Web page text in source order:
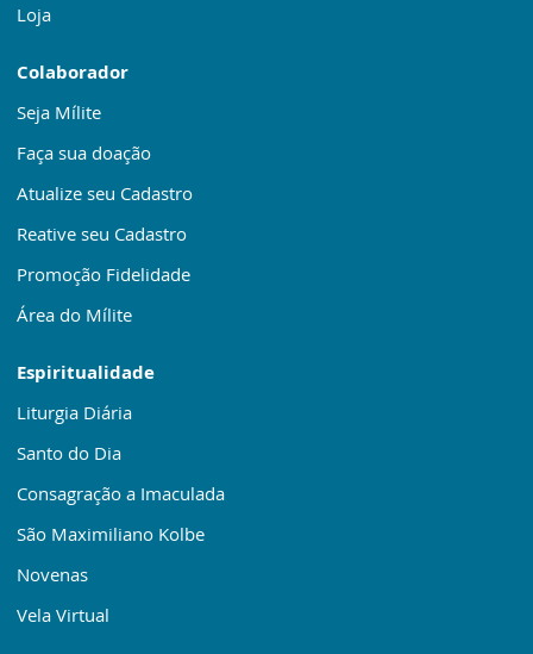
Loja
Colaborador
Seja Mílite
Faça sua doação
Atualize seu Cadastro
Reative seu Cadastro
Promoção Fidelidade
Área do Mílite
Espiritualidade
Liturgia Diária
Santo do Dia
Consagração a Imaculada
São Maximiliano Kolbe
Novenas
Vela Virtual